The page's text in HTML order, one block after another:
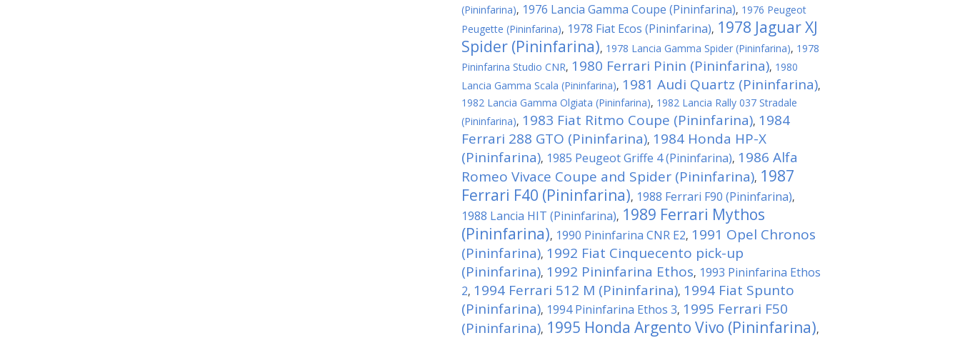
(Pininfarina), 1976 Lancia Gamma Coupe (Pininfarina), 1976 Peugeot
Peugette (Pininfarina), 1978 Fiat Ecos (Pininfarina), 1978 Jaguar XJ
Spider (Pininfarina), 1978 Lancia Gamma Spider (Pininfarina), 1978
Pininfarina Studio CNR, 1980 Ferrari Pinin (Pininfarina), 1980
Lancia Gamma Scala (Pininfarina), 1981 Audi Quartz (Pininfarina),
1982 Lancia Gamma Olgiata (Pininfarina), 1982 Lancia Rally 037 Stradale
(Pininfarina), 1983 Fiat Ritmo Coupe (Pininfarina), 1984
Ferrari 288 GTO (Pininfarina), 1984 Honda HP-X
(Pininfarina), 1985 Peugeot Griffe 4 (Pininfarina), 1986 Alfa
Romeo Vivace Coupe and Spider (Pininfarina), 1987
Ferrari F40 (Pininfarina), 1988 Ferrari F90 (Pininfarina),
1988 Lancia HIT (Pininfarina), 1989 Ferrari Mythos
(Pininfarina), 1990 Pininfarina CNR E2, 1991 Opel Chronos
(Pininfarina), 1992 Fiat Cinquecento pick-up
(Pininfarina), 1992 Pininfarina Ethos, 1993 Pininfarina Ethos
2, 1994 Ferrari 512 M (Pininfarina), 1994 Fiat Spunto
(Pininfarina), 1994 Pininfarina Ethos 3, 1995 Ferrari F50
(Pininfarina), 1995 Honda Argento Vivo (Pininfarina),